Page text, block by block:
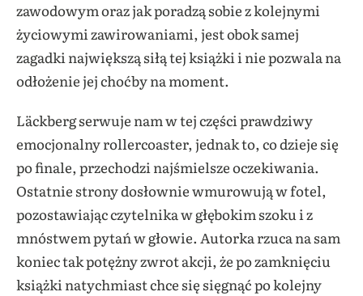
zawodowym oraz jak poradzą sobie z kolejnymi
życiowymi zawirowaniami, jest obok samej
zagadki największą siłą tej książki i nie pozwala na
odłożenie jej choćby na moment.
Läckberg serwuje nam w tej części prawdziwy
emocjonalny rollercoaster, jednak to, co dzieje się
po finale, przechodzi najśmielsze oczekiwania.
Ostatnie strony dosłownie wmurowują w fotel,
pozostawiając czytelnika w głębokim szoku i z
mnóstwem pytań w głowie. Autorka rzuca na sam
koniec tak potężny zwrot akcji, że po zamknięciu
książki natychmiast chce się sięgnąć po kolejny